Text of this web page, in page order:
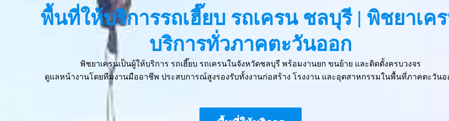
พื้นที่ให้บริการรถเฮี๊ยบ รถเครน ชลบุรี | พิชยาเค
บริการทั่วภาคตะวันออก
พิชยาเครนเป็นผู้ให้บริการ รถเฮี๊ยบ รถเครนในจังหวัดชลบุรี พร้อมงานยก ขนย้าย และติดตั้งครบวงจร
ดูแลหน้างานโดยทีมงานมืออาชีพ ประสบการณ์สูงรองรับทั้งงานก่อสร้าง โรงงาน และอุตสาหกรรมในพื้นที่ภาคตะวันอ